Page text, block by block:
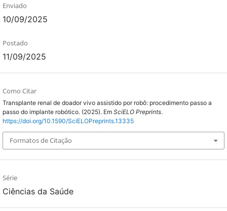
Enviado
10/09/2025
Postado
11/09/2025
Como Citar
Transplante renal de doador vivo assistido por robô: procedimento passo a
passo do implante robótico. (2025). Em SciELO Preprints.
https://doi.org/10.1590/SciELOPreprints.13335
Formatos de Citação
Série
Ciências da Saúde